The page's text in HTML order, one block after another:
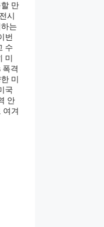
만
시
는
번
수
미
폭격
미
국
안
여겨